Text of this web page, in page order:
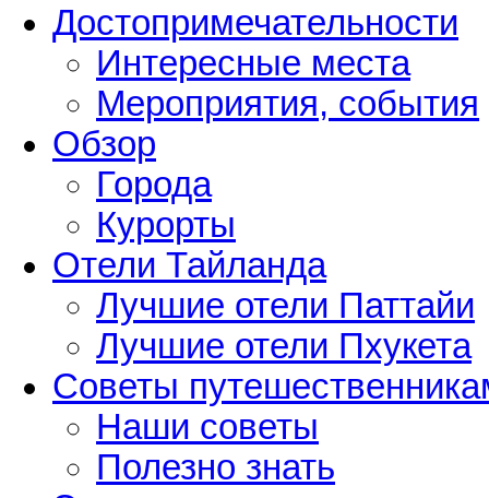
Достопримечательности
Интересные места
Мероприятия, события
Обзор
Города
Курорты
Отели Тайланда
Лучшие отели Паттайи
Лучшие отели Пхукета
Советы
Наши советы
Полезно знать